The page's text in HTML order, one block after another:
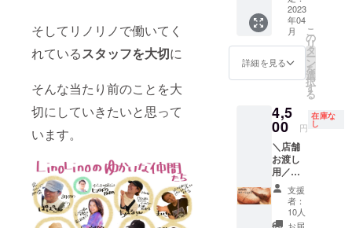
そしてリノリノで働いてく
れているスタッフを大切に
そんな当たり前のことを大
切にしていきたいと思って
います。
ご希望
の日程
相談を
させて
頂きま
す ・公
序良俗
る場所
にはお
届けで
きかね
ます 。
・公共
の場で
面会い
たしま
す。 ・
め、
ご購入
様ご自
身で許
可申請
をお願
いいた
（事前
にご確
認させ
て頂き
ます）
頃に一
度メー
ルにて
詳細と
共にご
希望の
日程相
せて頂
きま
す。 ・
ご参加
予定の
人数を
備考欄
にお教
えくだ
さい ・
場合が
ござい
ます
備考欄
にお電
話番号
のご明
願いい
たしま
す ＊注
意事項
・ リ
ターン
対応期
間は、
2023年
4月〜
がない
場合、
お電話
をさせ
て頂く
場合が
ござい
備考欄
にお電
話番号
のご明
記をお
願いい
たしま
す ※備
考欄に
お届け
るのも
よし！
《内
容》 ◯
高久知
也さん
＆hiko
スペ
シャル
演奏 ◯
ディ
ナー
コー
ス 大
人10人
分（飲
み放題
セット
で あな
たの街
にお届
けでき
る券！
大人気
「えん
とつ町
のプペ
ル」の
光る絵
本展プ
ペルバ
スと 子
どもに
安心し
2023
年04
月
詳細を見る
こ
の
リ
タ
ー
ン
を
選
択
す
る
4,5
00 円
在庫な
し
＼店舗
お渡し
用／
「LinoL
inoガ
トー
ショコ
支援
者：
10人